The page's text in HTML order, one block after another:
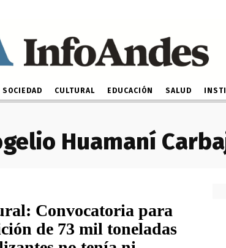
SOCIEDAD CULTURAL EDUCACIÓN SALUD
Huamaní
Convocatoria para
de 73 mil toneladas